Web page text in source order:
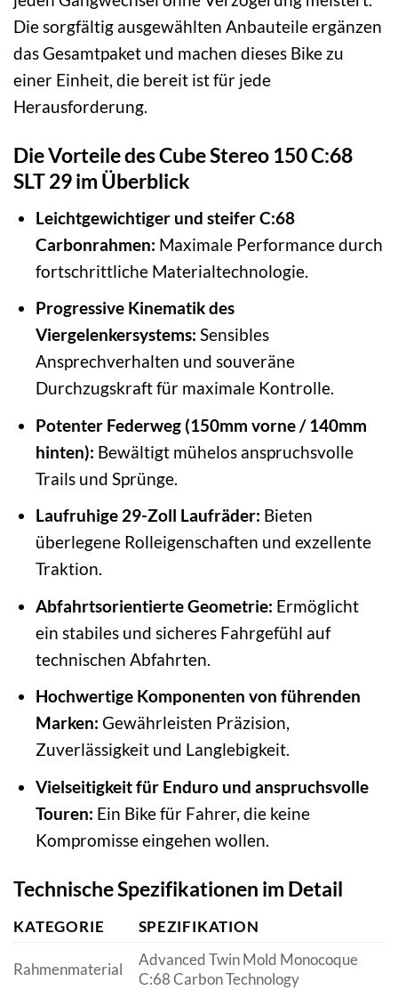
Die sorgfältig ausgewählten Anbauteile ergänzen
das Gesamtpaket und machen dieses Bike zu
einer Einheit, die bereit ist für jede
Herausforderung.
Die Vorteile des Cube Stereo 150 C:68
SLT 29 im Überblick
Leichtgewichtiger und steifer C:68
Carbonrahmen: Maximale Performance durch
fortschrittliche Materialtechnologie.
Progressive Kinematik des
Viergelenkersystems: Sensibles
Ansprechverhalten und souveräne
Durchzugskraft für maximale Kontrolle.
Potenter Federweg (150mm vorne / 140mm
hinten): Bewältigt mühelos anspruchsvolle
Trails und Sprünge.
Laufruhige 29-Zoll Laufräder: Bieten
überlegene Rolleigenschaften und exzellente
Traktion.
Abfahrtsorientierte Geometrie: Ermöglicht
ein stabiles und sicheres Fahrgefühl auf
technischen Abfahrten.
Hochwertige Komponenten von führenden
Marken: Gewährleisten Präzision,
Zuverlässigkeit und Langlebigkeit.
Vielseitigkeit für Enduro und anspruchsvolle
Touren: Ein Bike für Fahrer, die keine
Kompromisse eingehen wollen.
Technische Spezifikationen im Detail
KATEGORIE SPEZIFIKATION
Rahmenmaterial
Advanced Twin Mold Monocoque
C:68 Carbon Technology